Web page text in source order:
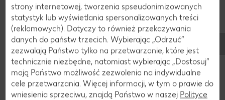
środkową półkę piekarnika i piec przez 55 - 60
minut aż się zrumieni. Gotowe ciasto wyciągnąć,
ostudzić i udekorować cukrem pudrem.
Wróć
strony internetowej, tworzenia spseudonimizowanych
statystyk lub wyświetlania spersonalizowanych treści
(reklamowych). Dotyczy to również przekazywania
danych do państw trzecich. Wybierając „Odrzuć“
zezwalają Państwo tylko na przetwarzanie, które jest
technicznie niezbędne, natomiast wybierając „Dostosuj”
mają Państwo możliwość zezwolenia na indywidualne
cele przetwarzania. Więcej informacji, w tym o prawie do
wniesienia sprzeciwu, znajdą Państwo w naszej Polityce